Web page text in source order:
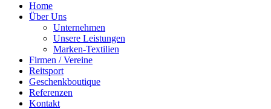
Home
Über Uns
Unternehmen
Unsere Leistungen
Marken-Textilien
Firmen / Vereine
Reitsport
Geschenkboutique
Referenzen
Kontakt